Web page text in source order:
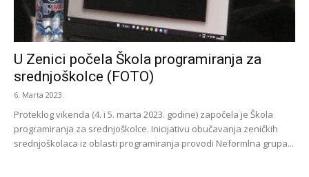
U Zenici počela Škola programiranja za
srednjoškolce (FOTO)
6. Marta 2023.
Proteklog vikenda (4. i 5. marta 2023. godine) započela je Škola
programiranja za srednjoškolce. Inicijativu obučavanja zeničkih
srednjoškolaca iz oblasti programiranja provodi Neformlna grupa...